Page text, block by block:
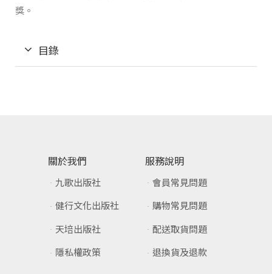
獎。
目錄
關於我們
九歌出版社
健行文化出版社
天培出版社
隱私權政策
服務說明
會員常見問題
購物常見問題
配送取貨問題
退換貨及退款